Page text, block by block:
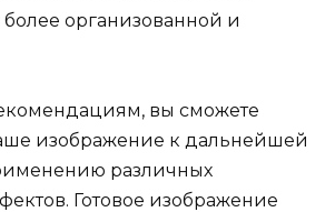
более организованной и
вы сможете
изображение к дальнейшей
различных
Готовое изображение